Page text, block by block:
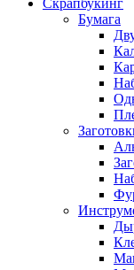
Скрапбукинг
Бумага